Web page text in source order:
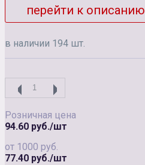
перейти к описанию
в наличии 194 шт.
Розничная цена
94.60 руб./шт
от 1000 руб.
77.40 руб./шт